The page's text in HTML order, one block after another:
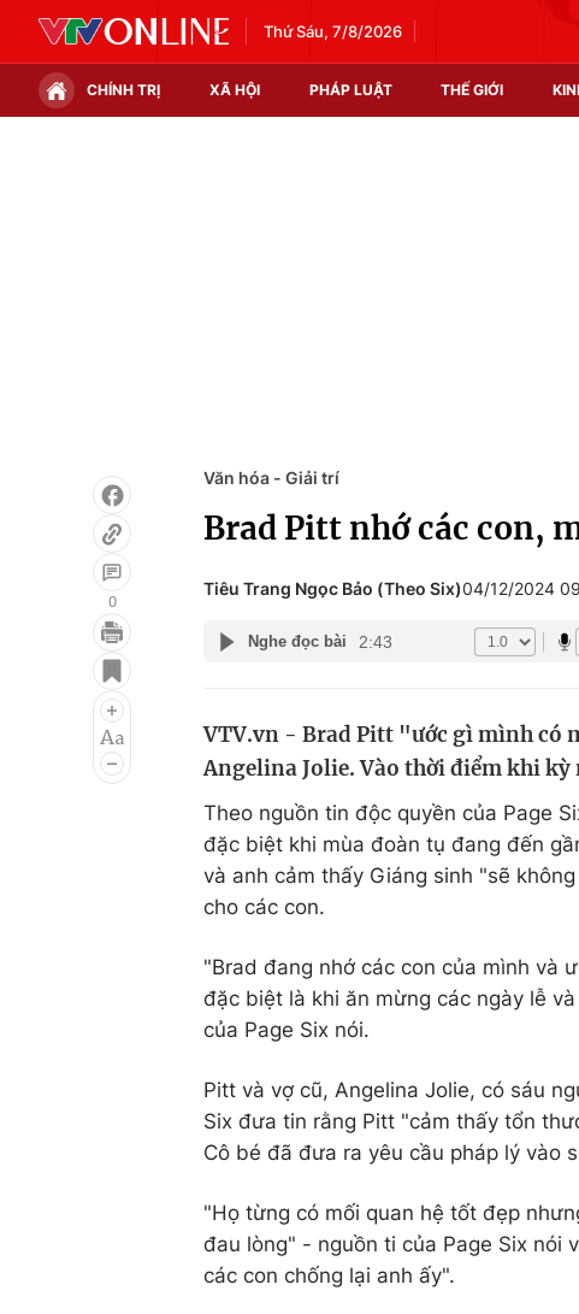
Thứ Sáu, 7/8/2026
CHÍNH TRỊ XÃ HỘI PHÁP LUẬT THẾ GIỚI
Điện ảnh
Âm nhạc
Làm đẹp
0
Văn hóa - Giải trí
Brad Pitt nhớ các con,
Tiêu Trang Ngọc Bảo (Theo Six)04/12/2024
Nghe đọc bài 2:43
VTV.vn - Brad Pitt "ước gì mình có
Angelina Jolie. Vào thời điểm khi kỳ
Theo nguồn tin độc quyền của Page
đặc biệt khi mùa đoàn tụ đang đến
và anh cảm thấy Giáng sinh "sẽ
cho các con.
"Brad đang nhớ các con của mình và
đặc biệt là khi ăn mừng các ngày lễ
của Page Six nói.
Pitt và vợ cũ, Angelina Jolie, có sáu
Six đưa tin rằng Pitt "cảm thấy tổn
Cô bé đã đưa ra yêu cầu pháp lý vào
"Họ từng có mối quan hệ tốt đẹp
đau lòng" - nguồn ti của Page Six nói
các con chống lại anh ấy".